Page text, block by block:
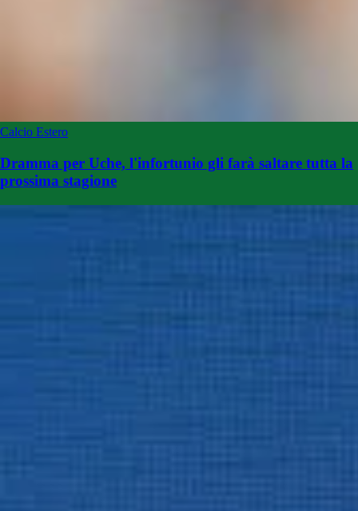
Calcio Estero
Dramma per Uche, l'infortunio gli farà saltare tutta la
prossima stagione